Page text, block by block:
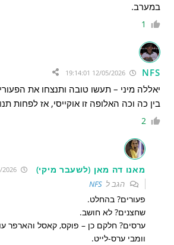
במערב.
1
NFS
יאללה מיני – תעשו טובה ותנצחו את
בין כה וכה האלופה זו אוקייסי, אז לפחות
2
מאנו דה מאן (לשעבר מיקי) 12/05/2026 19:29:09
הגב לNFS
פעורים? בהחלט.
שחצנים? לא חושב.
ערסים? חלקם כן – פוקס, קאסל והארפר
וומבי ערס-לייט.